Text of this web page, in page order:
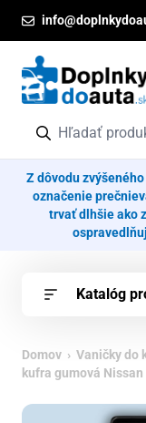
Z dôvodu
označenie
trvať dlhšie ako
Katalóg
Domov › Vaničky do
kufra gumová